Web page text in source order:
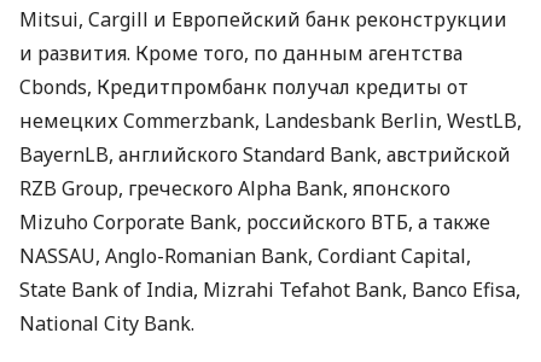
Mitsui, Cargill и Европейский банк реконструкции
и развития. Кроме того, по данным агентства
Cbonds, Кредитпромбанк получал кредиты от
немецких Commerzbank, Landesbank Berlin, WestLB,
BayernLB, английского Standard Bank, австрийской
RZB Group, греческого Alpha Bank, японского
Mizuho Corporate Bank, российского ВТБ, а также
NASSAU, Anglo-Romanian Bank, Cordiant Capital,
State Bank of India, Mizrahi Tefahot Bank, Banco Efisa,
National City Bank.